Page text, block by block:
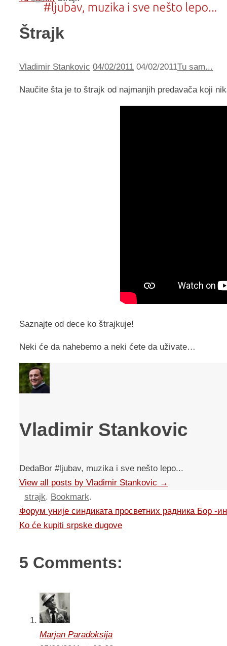
Štrajk
Vladimir Stankovic 04/02/2011 04/02/2011Tu sam...
Naučite šta je to štrajk od najmanjih predavača koji
Saznajte od dece ko štrajkuje!
Neki će da nahebemo a neki ćete da uživate…
Vladimir Stankovic
DedaBor #ljubav, muzika i sve nešto lepo...
View all posts by Vladimir Stankovic →
strajk. Bookmark.
Форум уније синдиката просветних радника Бор -
Ko će kupiti srpske dugove
5 Comments:
Marjan Paradoksija